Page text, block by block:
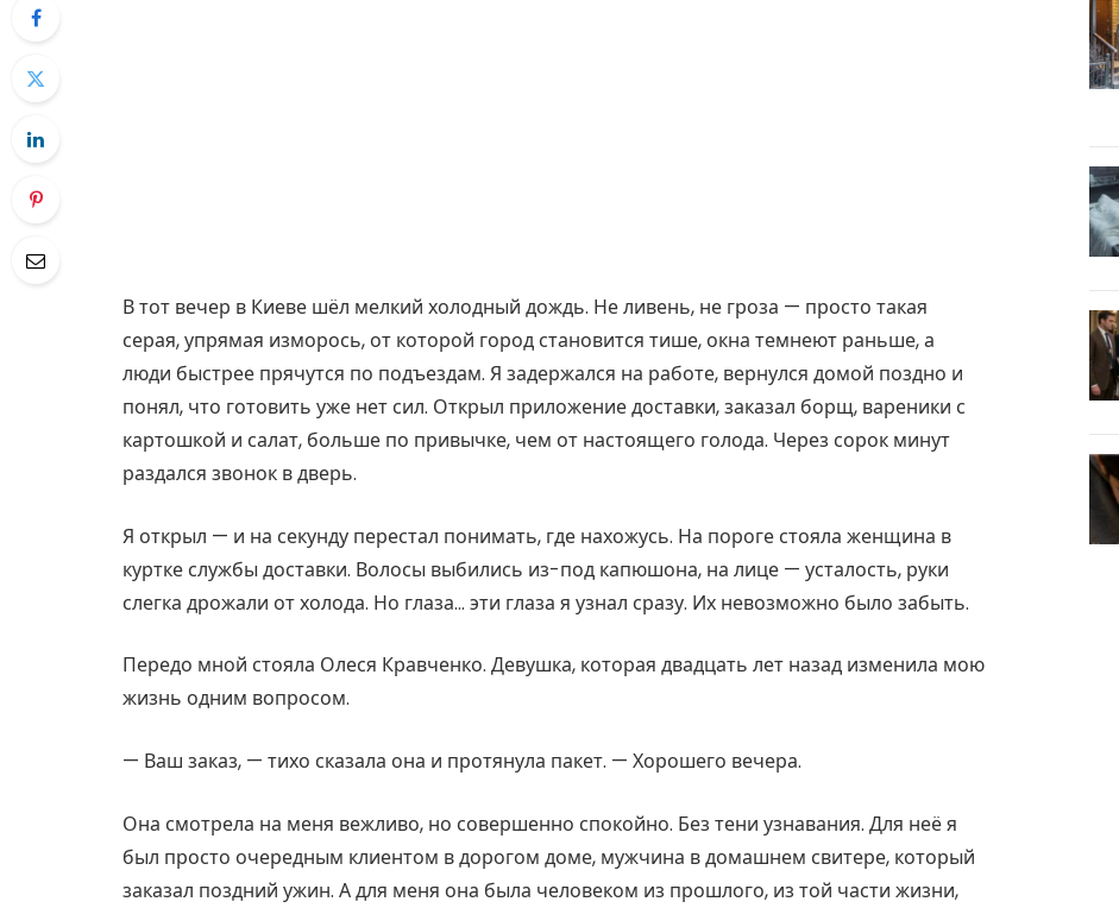
В тот вечер в Киеве шёл мелкий холодный дождь. Не ливень, не гроза — просто такая
серая, упрямая изморось, от которой город становится тише, окна темнеют раньше, а
люди быстрее прячутся по подъездам. Я задержался на работе, вернулся домой поздно и
понял, что готовить уже нет сил. Открыл приложение доставки, заказал борщ, вареники с
картошкой и салат, больше по привычке, чем от настоящего голода. Через сорок минут
раздался звонок в дверь.
Я открыл — и на секунду перестал понимать, где нахожусь. На пороге стояла женщина в
куртке службы доставки. Волосы выбились из-под капюшона, на лице — усталость, руки
слегка дрожали от холода. Но глаза… эти глаза я узнал сразу. Их невозможно было забыть.
Передо мной стояла Олеся Кравченко. Девушка, которая двадцать лет назад изменила мою
жизнь одним вопросом.
— Ваш заказ, — тихо сказала она и протянула пакет. — Хорошего вечера.
Она смотрела на меня вежливо, но совершенно спокойно. Без тени узнавания. Для неё я
был просто очередным клиентом в дорогом доме, мужчина в домашнем свитере, который
заказал поздний ужин. А для меня она была человеком из прошлого, из той части жизни,